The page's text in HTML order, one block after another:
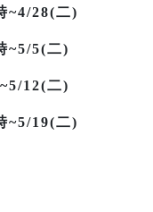
~4/28(二)
~5/5(二)
12(二)
~5/19(二)